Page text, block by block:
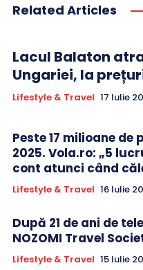
Related Articles
Lacul Balaton
Ungariei, la
Lifestyle & Travel 17 Iulie
Peste 17 milioane
2025. Vola.ro: „5
cont atunci când
Lifestyle & Travel 16 Iulie
După 21 de ani de
NOZOMI Travel
Lifestyle & Travel 15 Iulie